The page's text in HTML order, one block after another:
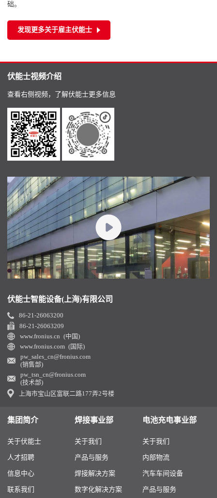
础。
发现更多关于雇主伏能士
伏能士视频介绍
查看右侧视频，了解伏能士更多信息
伏能士智能设备(上海)有限公司
86-21-26063200
86-21-26063209
www.fronius.cn (中国)
www.fronius.com (国际)
pw_sales_cn@fronius.com
(销售部)
pw_tsn_cn@fronius.com
(技术部)
上海市宝山区富联二路177弄2号楼
集团简介
关于伏能士
人才招聘
信息中心
联系我们
焊接事业部
关于我们
产品与服务
焊接解决方案
数字化解决方案
电池充电事业部
关于我们
内部物流
汽车车间设备
产品与服务